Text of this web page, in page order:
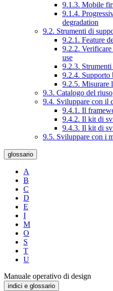
9.1.3. Mobile
9.1.4.
degradation
9.2. Strumenti di
9.2.1. Feature
9.2.2.
use
9.2.3. Strumenti
9.2.4. Supporto
9.2.5. Misurare
9.3. Catalogo del riuso
9.4. Sviluppare con il
9.4.1. Il
9.4.2. Il kit di
9.4.3. Il kit di
9.5. Sviluppare con i
glossario
A
B
C
D
E
I
M
O
S
T
U
Manuale operativo di design
indici e glossario